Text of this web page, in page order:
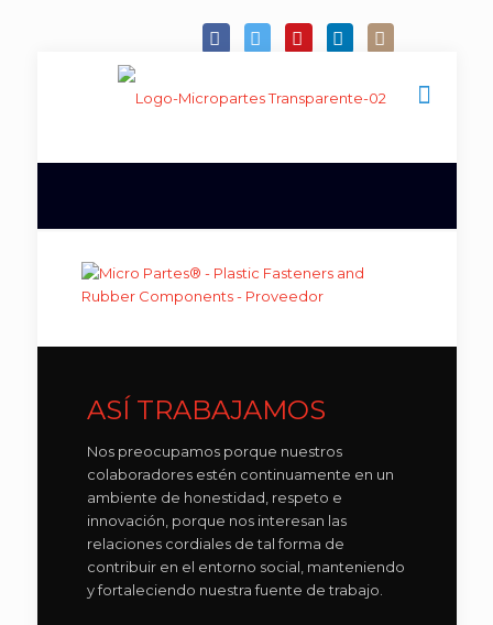
ASÍ TRABAJAMOS
Nos preocupamos porque nuestros
colaboradores estén continuamente en un
ambiente de honestidad, respeto e
innovación, porque nos interesan las
relaciones cordiales de tal forma de
contribuir en el entorno social, manteniendo
y fortaleciendo nuestra fuente de trabajo.